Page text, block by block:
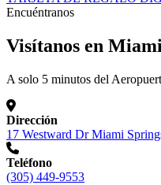
Encuéntranos
Visítanos en
A solo 5 minutos del
Dirección
17 Westward Dr Miami
Teléfono
(305) 449-9553